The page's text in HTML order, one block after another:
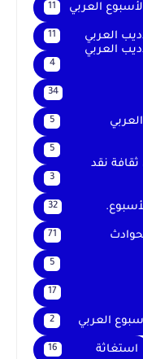
العربي 11
العربي 11
العربي
4
34
5
5
ثقافة نقد
3
32
71
5
17
العربي 2
استغاثة 16